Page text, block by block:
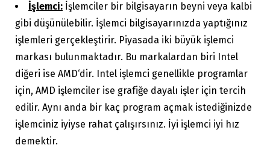
İşlemci: İşlemciler bir bilgisayarın beyni veya kalbi
gibi düşünülebilir. İşlemci bilgisayarınızda yaptığınız
işlemleri gerçekleştirir. Piyasada iki büyük işlemci
markası bulunmaktadır. Bu markalardan biri Intel
diğeri ise AMD‘dir. Intel işlemci genellikle programlar
için, AMD işlemciler ise grafiğe dayalı işler için tercih
edilir. Aynı anda bir kaç program açmak istediğinizde
işlemciniz iyiyse rahat çalışırsınız. İyi işlemci iyi hız
demektir.